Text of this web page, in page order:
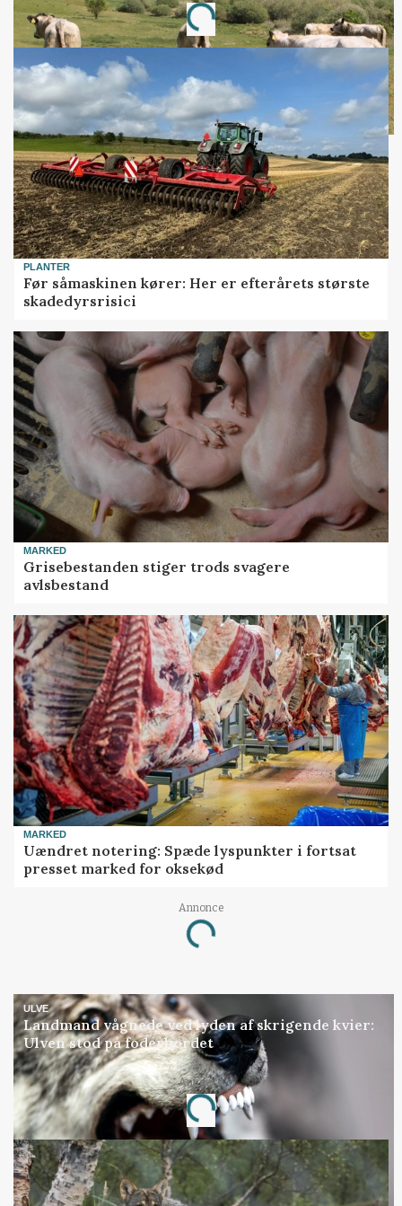
Loading...
PLANTER
Før såmaskinen kører: Her er efterårets største
skadedyrsrisici
MARKED
Grisebestanden stiger trods svagere
avlsbestand
MARKED
Uændret notering: Spæde lyspunkter i fortsat
presset marked for oksekød
Annonce
Loading...
ULVE
Landmand vågnede ved lyden af skrigende kvier:
Ulven stod på foderbordet
Annonce
Loading...